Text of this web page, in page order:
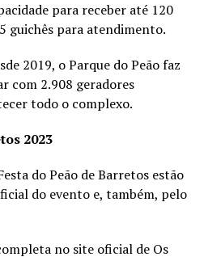
para receber até 120
guichês para atendimento.
2019, o Parque do Peão faz
com 2.908 geradores
todo o complexo.
2023
do Peão de Barretos estão
do evento e, também, pelo
no site oficial de Os